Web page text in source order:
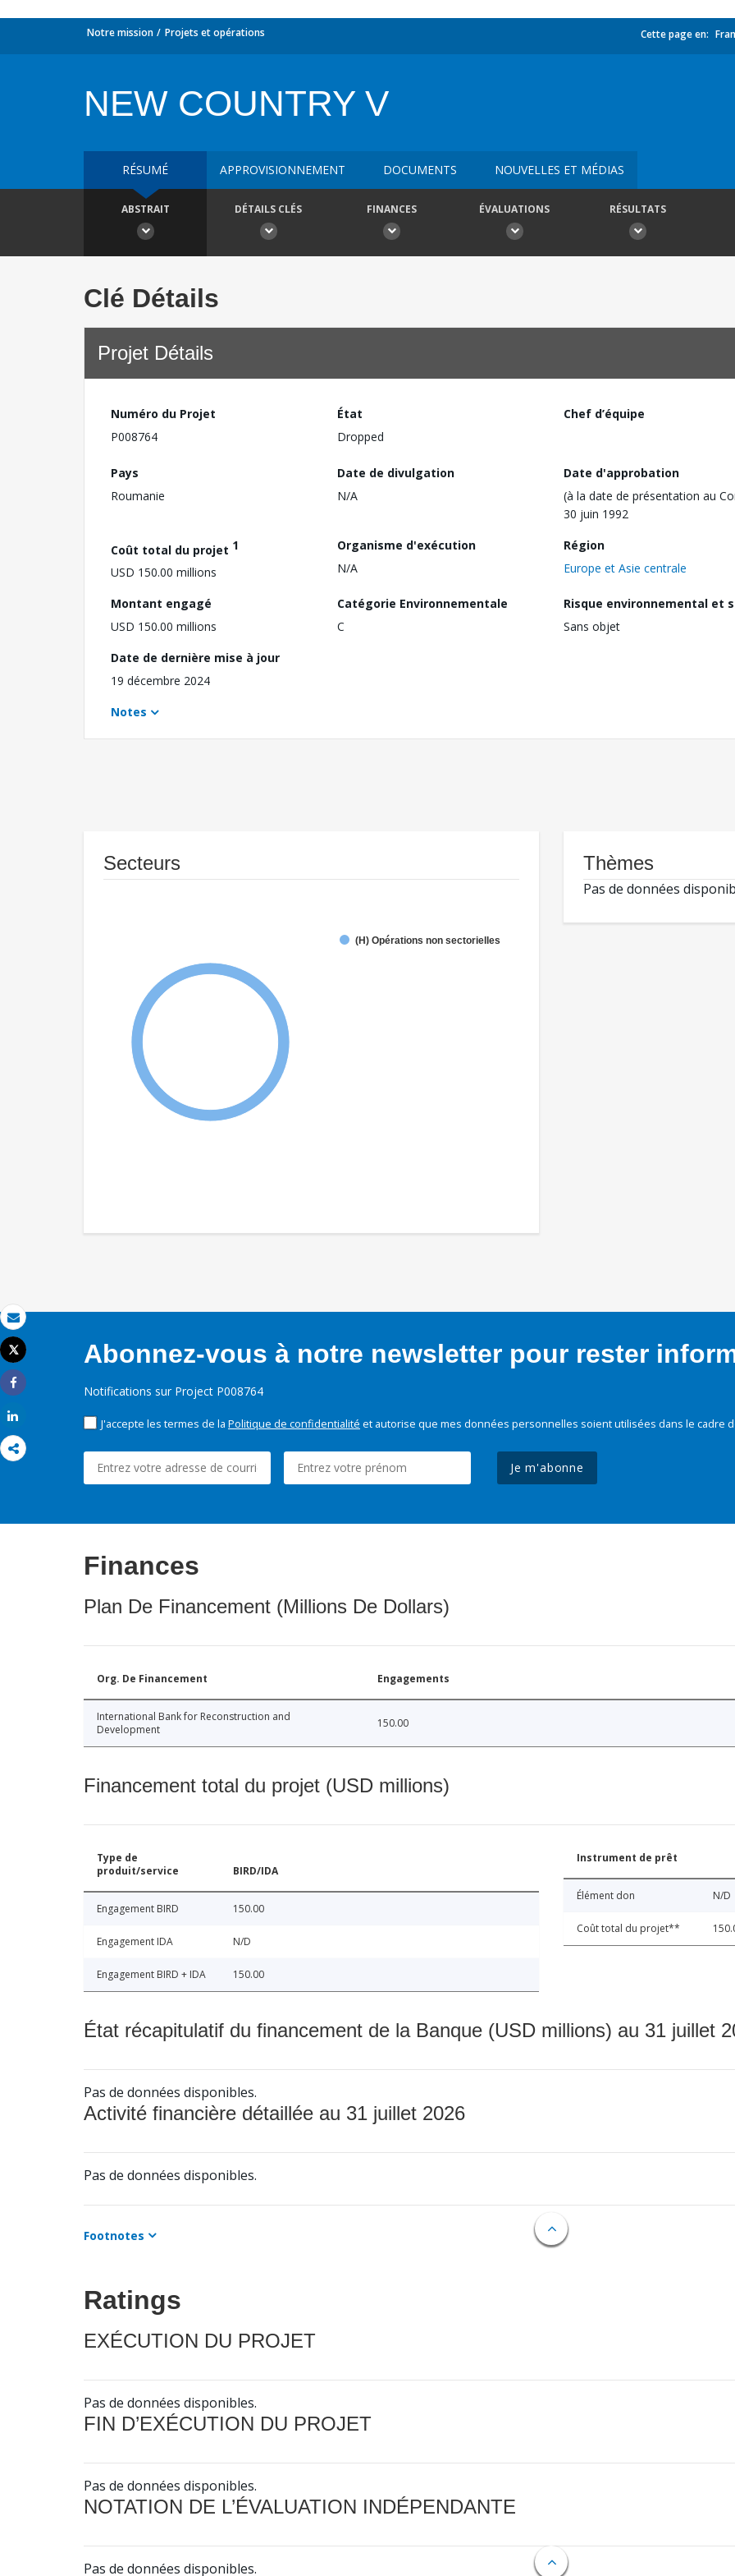
Email
Imprimer
Tweet
Share
Notre mission Projets et opérations Cette page en:
NEW COUNTRY V
RÉSUMÉ APPROVISIONNEMENT DOCUMENTS NOUVELLES ET MÉDIAS
ABSTRAIT DÉTAILS CLÉS FINANCES ÉVALUATIONS RÉSULTATS
Clé Détails
Projet Détails
Numéro du Projet
P008764
État
Dropped
Chef d’équipe
Pays
Roumanie
Date de divulgation
N/A
Date d'approbation
(à la date de présentation au
30 juin 1992
Coût total du projet 1
USD 150.00 millions
Organisme d'exécution
N/A
Région
Europe et Asie centrale
Montant engagé
USD 150.00 millions
Catégorie Environnementale
C
Risque environnemental et
Sans objet
Date de dernière mise à jour
19 décembre 2024
Notes
Secteurs
(H) Opérations non sectorielles
Thèmes
Pas de données
Abonnez-vous à notre newsletter pour rester
Notifications sur Project P008764
J'accepte les termes de la Politique de confidentialité et autorise que mes données personnelles soient utilisées dans le cadre
Je m'abonne
Finances
Plan De Financement (Millions De Dollars)
Org. De Financement Engagements
International Bank for Reconstruction and
Development
150.00
Financement total du projet (USD millions)
Type de
produit/service
BIRD/IDA
Engagement BIRD 150.00
Engagement IDA N/D
Engagement BIRD + IDA 150.00
Instrument de prêt
Élément don N/D
Coût total du projet**
État récapitulatif du financement de la Banque (USD millions) au 31 juillet
Pas de données disponibles.
Activité financière détaillée au 31 juillet 2026
Pas de données disponibles.
Footnotes
Ratings
EXÉCUTION DU PROJET
Pas de données disponibles.
FIN D’EXÉCUTION DU PROJET
Pas de données disponibles.
NOTATION DE L’ÉVALUATION INDÉPENDANTE
Pas de données disponibles.